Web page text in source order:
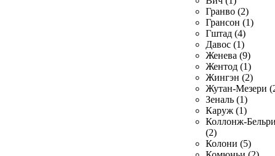
Гранво (2)
Грансон (1)
Гштад (4)
Давос (1)
Женева (9)
Жентод (1)
Жингэн (2)
Жутан-Мезери
Зеналь (1)
Каруж (1)
Коллонж-
(2)
Колони (5)